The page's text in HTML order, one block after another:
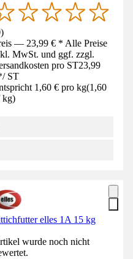
)
— 23,99 € * Alle Preise
MwSt. und ggf. zzgl.
pro ST23,99
/ ST
1,60 € pro kg(1,60
kg)
elles 1A 15 kg
wurde noch nicht